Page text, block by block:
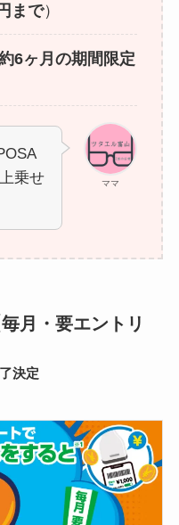
まで）
6ヶ月の期間限定
ママ
乗せ
月・要エントリ
決定